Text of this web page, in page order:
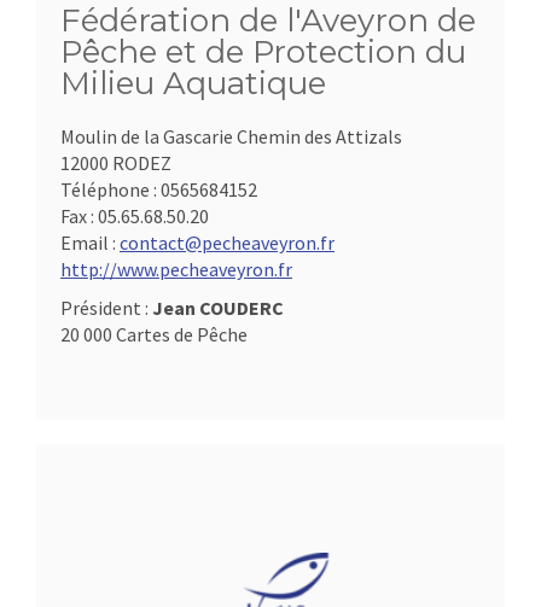
Fédération de l'Aveyron de
Pêche et de Protection du
Milieu Aquatique
Moulin de la Gascarie Chemin des Attizals
12000 RODEZ
Téléphone : 0565684152
Fax : 05.65.68.50.20
Email : contact@pecheaveyron.fr
http://www.pecheaveyron.fr
Président : Jean COUDERC
20 000 Cartes de Pêche